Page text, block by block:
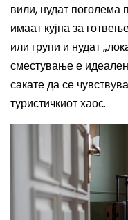
вили, нудат поголема
имаат кујна за
или групи и нудат
сместување е
сакате да се
туристичкиот хаос.